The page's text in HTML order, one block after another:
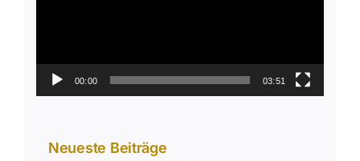
00:00 03:51
Neueste Beiträge